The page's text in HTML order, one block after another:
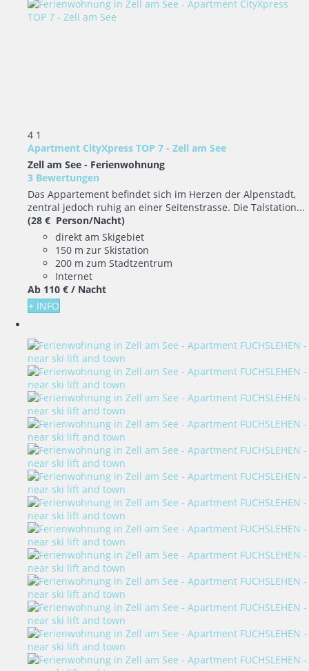
4 1
Apartment CityXpress TOP 7 - Zell am See
Zell am See - Ferienwohnung
3 Bewertungen
Das Appartement befindet sich im Herzen der Alpenstadt,
zentral jedoch ruhig an einer Seitenstrasse. Die Talstation...
(28 € Person/Nacht)
direkt am Skigebiet
150 m zur Skistation
200 m zum Stadtzentrum
Internet
Ab 110 € / Nacht
+ INFO